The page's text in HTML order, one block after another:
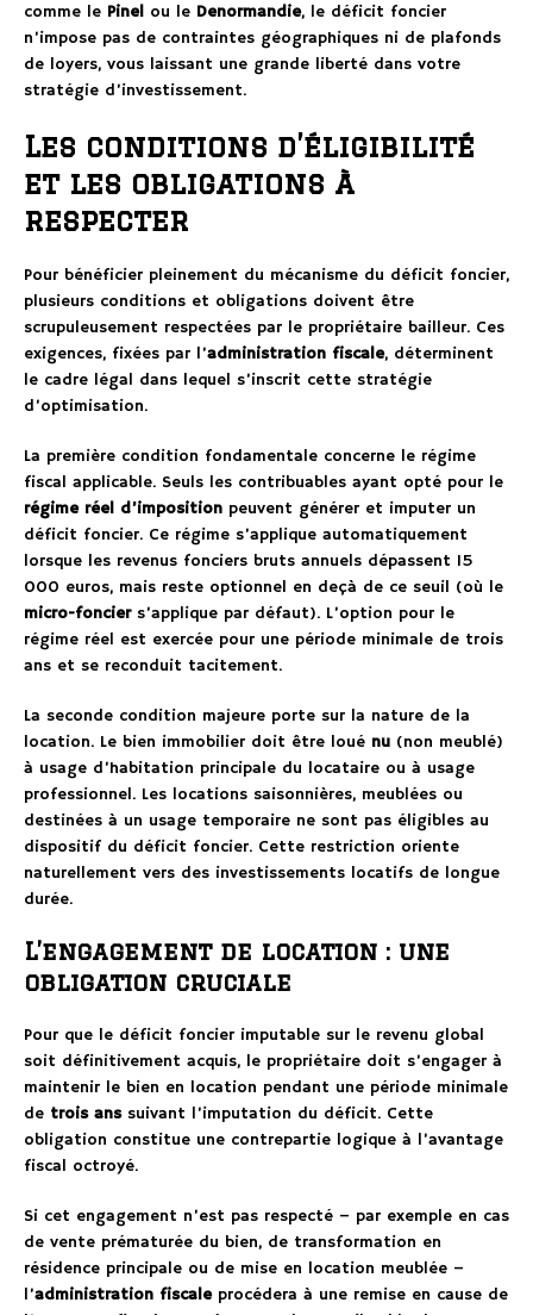
comme le Pinel ou le Denormandie, le déficit foncier
n’impose pas de contraintes géographiques ni de plafonds
de loyers, vous laissant une grande liberté dans votre
stratégie d’investissement.
Les conditions d’éligibilité
et les obligations à
respecter
Pour bénéficier pleinement du mécanisme du déficit foncier,
plusieurs conditions et obligations doivent être
scrupuleusement respectées par le propriétaire bailleur. Ces
exigences, fixées par l’administration fiscale, déterminent
le cadre légal dans lequel s’inscrit cette stratégie
d’optimisation.
La première condition fondamentale concerne le régime
fiscal applicable. Seuls les contribuables ayant opté pour le
régime réel d’imposition peuvent générer et imputer un
déficit foncier. Ce régime s’applique automatiquement
lorsque les revenus fonciers bruts annuels dépassent 15
000 euros, mais reste optionnel en deçà de ce seuil (où le
micro-fonciers’applique par défaut). L’option pour le
régime réel est exercée pour une période minimale de trois
ans et se reconduit tacitement.
La seconde condition majeure porte sur la nature de la
location. Le bien immobilier doit être loué nu (non meublé)
à usage d’habitation principale du locataire ou à usage
professionnel. Les locations saisonnières, meublées ou
destinées à un usage temporaire ne sont pas éligibles au
dispositif du déficit foncier. Cette restriction oriente
naturellement vers des investissements locatifs de longue
durée.
L’engagement de location : une
obligation cruciale
Pour que le déficit foncier imputable sur le revenu global
soit définitivement acquis, le propriétaire doit s’engager à
maintenir le bien en location pendant une période minimale
de trois anssuivant l’imputation du déficit. Cette
obligation constitue une contrepartie logique à l’avantage
fiscal octroyé.
Si cet engagement n’est pas respecté – par exemple en cas
de vente prématurée du bien, de transformation en
résidence principale ou de mise en location meublée –
l’administration fiscaleprocédera à une remise en cause de